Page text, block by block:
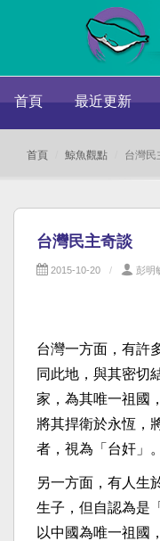
首頁 最近更新
首頁 鯨魚觀點 台灣民
台灣民主奇談
2015-10-20 彭明
台灣一方面，有許
同此地，與其密切
家，為其唯一祖國
將其捍衛於永恆，
者，視為「台奸」。
另一方面，有人生
生子，但自認為是
以中國為唯一祖國